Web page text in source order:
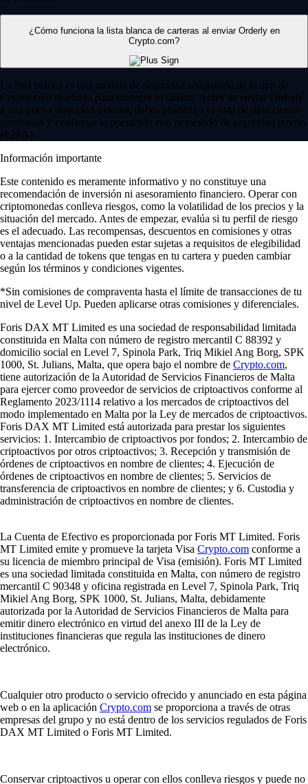
¿Cómo funciona la lista blanca de carteras al enviar Orderly en
Crypto.com?
La lista blanca es una medida de seguridad obligatoria de la app de
Crypto.com diseñada para proteger tu cuenta. Antes de enviar Orderly
a una nueva dirección externa, debes añadirla a tu lista de direcciones
aprobadas y confirmar la operación con tu método de seguridad (como
el 2FA).
Información importante
Este contenido es meramente informativo y no constituye una
recomendación de inversión ni asesoramiento financiero. Operar con
criptomonedas conlleva riesgos, como la volatilidad de los precios y la
situación del mercado. Antes de empezar, evalúa si tu perfil de riesgo
es el adecuado. Las recompensas, descuentos en comisiones y otras
ventajas mencionadas pueden estar sujetas a requisitos de elegibilidad
o a la cantidad de tokens que tengas en tu cartera y pueden cambiar
según los términos y condiciones vigentes.
*Sin comisiones de compraventa hasta el límite de transacciones de tu
nivel de Level Up. Pueden aplicarse otras comisiones y diferenciales.
Foris DAX MT Limited es una sociedad de responsabilidad limitada
constituida en Malta con número de registro mercantil C 88392 y
domicilio social en Level 7, Spinola Park, Triq Mikiel Ang Borg, SPK
1000, St. Julians, Malta, que opera bajo el nombre de Crypto.com,
tiene autorización de la Autoridad de Servicios Financieros de Malta
para ejercer como proveedor de servicios de criptoactivos conforme al
Reglamento 2023/1114 relativo a los mercados de criptoactivos del
modo implementado en Malta por la Ley de mercados de criptoactivos.
Foris DAX MT Limited está autorizada para prestar los siguientes
servicios: 1. Intercambio de criptoactivos por fondos; 2. Intercambio de
criptoactivos por otros criptoactivos; 3. Recepción y transmisión de
órdenes de criptoactivos en nombre de clientes; 4. Ejecución de
órdenes de criptoactivos en nombre de clientes; 5. Servicios de
transferencia de criptoactivos en nombre de clientes; y 6. Custodia y
administración de criptoactivos en nombre de clientes.
La Cuenta de Efectivo es proporcionada por Foris MT Limited. Foris
MT Limited emite y promueve la tarjeta Visa Crypto.com conforme a
su licencia de miembro principal de Visa (emisión). Foris MT Limited
es una sociedad limitada constituida en Malta, con número de registro
mercantil C 90348 y oficina registrada en Level 7, Spinola Park, Triq
Mikiel Ang Borg, SPK 1000, St. Julians, Malta, debidamente
autorizada por la Autoridad de Servicios Financieros de Malta para
emitir dinero electrónico en virtud del anexo III de la Ley de
instituciones financieras que regula las instituciones de dinero
electrónico.
Cualquier otro producto o servicio ofrecido y anunciado en esta página
web o en la aplicación Crypto.com se proporciona a través de otras
empresas del grupo y no está dentro de los servicios regulados de Foris
DAX MT Limited o Foris MT Limited.
Conservar criptoactivos u operar con ellos conlleva riesgos y puede no